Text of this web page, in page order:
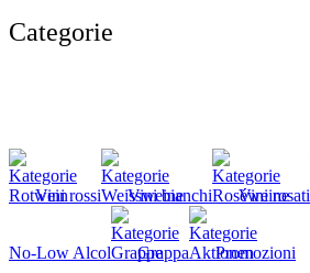
Categorie
Vini rossi Vini bianchi Vini rosati
No-Low Alcol Grappa Promozioni